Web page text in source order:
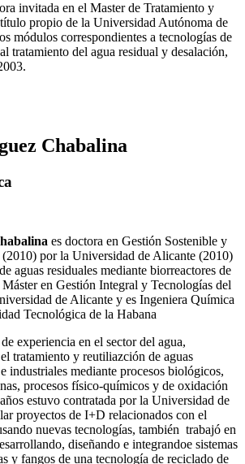
invitada en el Master de Tratamiento y
propio de la Universidad Autónoma de
módulos correspondientes a tecnologías de
tratamiento del agua residual y desalación,
Chabalina
es doctora en Gestión Sostenible y
por la Universidad de Alicante (2010)
aguas residuales mediante biorreactores de
Máster en Gestión Integral y Tecnologías del
de Alicante y es Ingeniera Química
Tecnológica de la Habana
experiencia en el sector del agua,
tratamiento y reutiliazción de aguas
industriales mediante procesos biológicos,
procesos físico-químicos y de oxidación
estuvo contratada por la Universidad de
proyectos de I+D relacionados con el
nuevas tecnologías, también trabajó en
diseñando e integrandoe sistemas
y fangos de una tecnología de reciclado de